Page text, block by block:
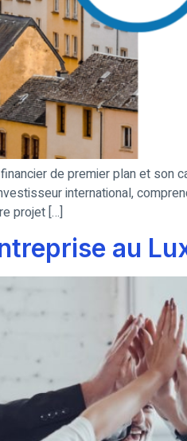
de premier plan et son
international,
projet […]
au